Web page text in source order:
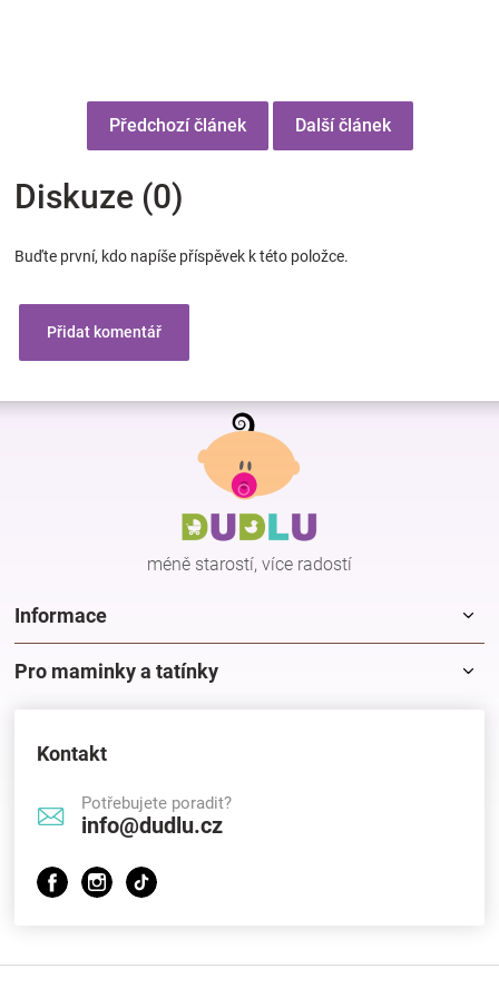
Předchozí článek Další článek
Diskuze (0)
Buďte první, kdo napíše příspěvek k této položce.
Přidat komentář
Z
méně starostí, více radostí
Informace
Pro maminky a tatínky
Kontakt
Potřebujete poradit?
info@dudlu.cz